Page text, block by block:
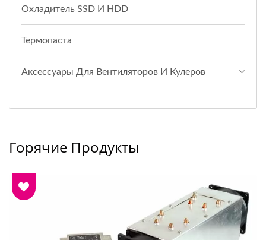
Охладитель SSD И HDD
Термопаста
Аксессуары Для Вентиляторов И Кулеров
Горячие Продукты